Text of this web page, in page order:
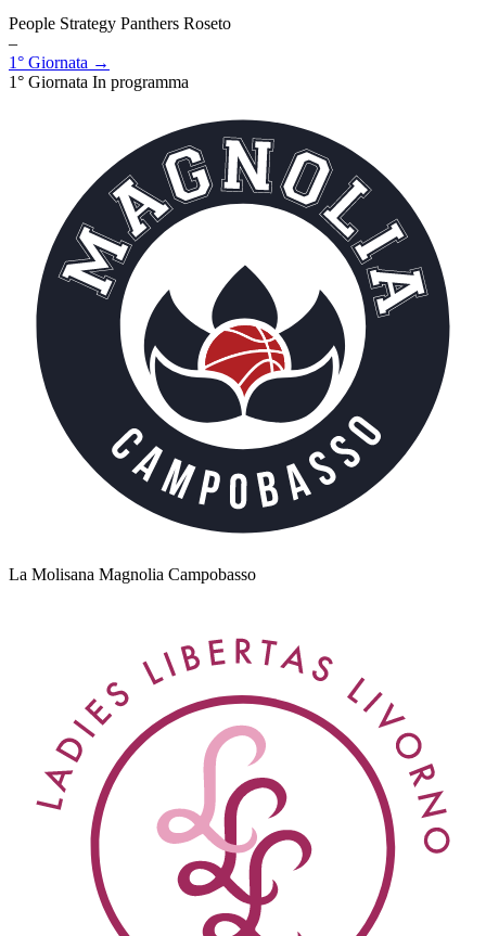
People Strategy Panthers Roseto
–
1° Giornata →
1° Giornata In programma
La Molisana Magnolia Campobasso